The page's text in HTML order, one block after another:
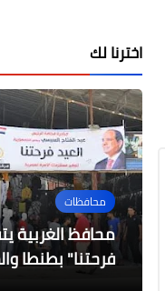
اخترنا لك
محافظات
محافظ الغربية
فرحتنا" بطنطا
مجتمع دايلي برس
من عادات
قبرص
أخبار مصر
نائب رئيس هيئة
السيد الرئيس
مجتمع دايلي برس
حفل توزيع
بقرية كفر طحا
....
الحدائق
الفطر المبارك